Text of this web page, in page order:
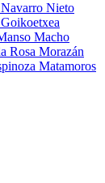
Nieto
Macho
Rosa Morazán
Matamoros